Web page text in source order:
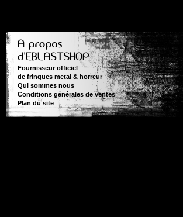
Fournisseur officiel
de fringues metal & horreur
Qui sommes nous
Conditions générales de ventes
Plan du site